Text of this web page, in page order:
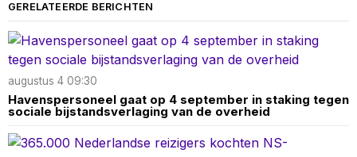
GERELATEERDE BERICHTEN
augustus 4 09:30
Havenspersoneel gaat op 4 september in staking tegen
sociale bijstandsverlaging van de overheid